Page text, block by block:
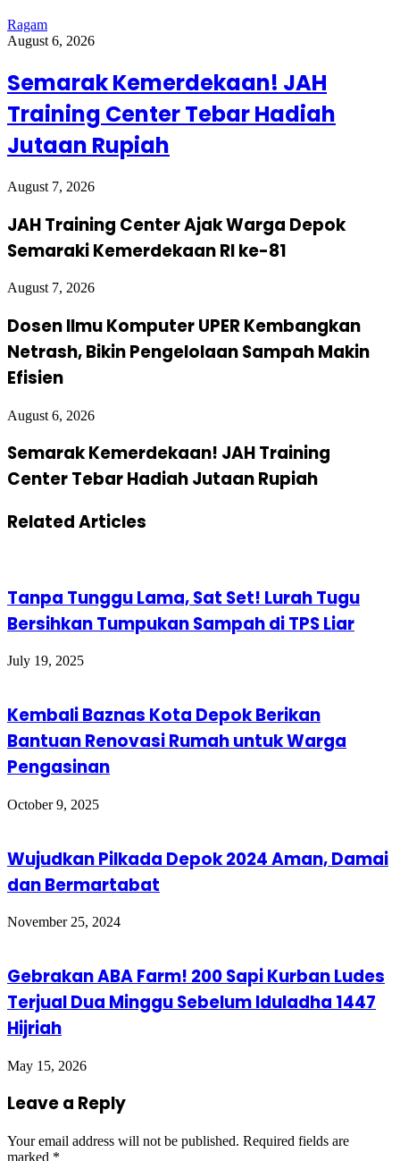
Ragam
August 6, 2026
Semarak Kemerdekaan! JAH
Training Center Tebar Hadiah
Jutaan Rupiah
August 7, 2026
JAH Training Center Ajak Warga Depok
Semaraki Kemerdekaan RI ke-81
August 7, 2026
Dosen Ilmu Komputer UPER Kembangkan
Netrash, Bikin Pengelolaan Sampah Makin
Efisien
August 6, 2026
Semarak Kemerdekaan! JAH Training
Center Tebar Hadiah Jutaan Rupiah
Related Articles
Tanpa Tunggu Lama, Sat Set! Lurah Tugu
Bersihkan Tumpukan Sampah di TPS Liar
July 19, 2025
Kembali Baznas Kota Depok Berikan
Bantuan Renovasi Rumah untuk Warga
Pengasinan
October 9, 2025
Wujudkan Pilkada Depok 2024 Aman, Damai
dan Bermartabat
November 25, 2024
Gebrakan ABA Farm! 200 Sapi Kurban Ludes
Terjual Dua Minggu Sebelum Iduladha 1447
Hijriah
May 15, 2026
Leave a Reply
Your email address will not be published. Required fields are
marked *